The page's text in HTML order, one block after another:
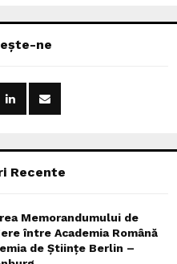
ne
Recente
Memorandumului de
între Academia Română
de Științe Berlin –